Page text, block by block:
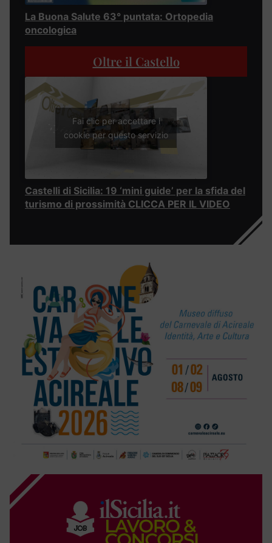
La Buona Salute 63° puntata: Ortopedia
oncologica
Oltre il Castello
Fai clic per accettare i
cookie per questo servizio
Castelli di Sicilia: 19 ‘mini guide’ per la sfida del
turismo di prossimità CLICCA PER IL VIDEO